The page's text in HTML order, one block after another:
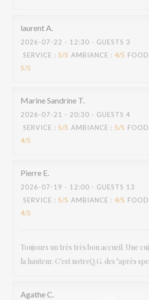
laurentA
2026-07-22 - 12:30 - GUESTS 3
SERVICE : 5/5 AMBIANCE : 4/5 FOOD
5/5
Marine Sandrine T
2026-07-21 - 20:30 - GUESTS 4
SERVICE : 5/5 AMBIANCE : 5/5 FOOD
4/5
Pierre E
2026-07-19 - 12:00 - GUESTS 13
SERVICE : 5/5 AMBIANCE : 4/5 FOOD
4/5
Toujours un très très bon accueil. Une
la hauteur. C'est notreQ.G. des "après
AgatheC